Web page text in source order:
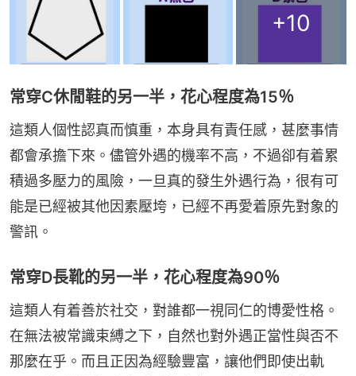
+10
常穿C休閒鞋的另一半，花心程度為15％
這類人個性認真而慎重，本身具有責任感，甚麼事情
都會承擔下來。儘管外遇的機率不高，不過卻有着累
積過多壓力的風險，一旦真的發生外遇行為，很有可
能是已經被其他因素壓垮，已經不再愛着原先對象的
警訊。
常穿D長靴的另一半，花心程度為90％
這類人有着善於社交，對誰都一視同仁的博愛性格。
在無法被常識束縛之下，自然也對外遇正當性與否不
那麼在乎。而且正因為經驗豐富，讓他們即使出軌